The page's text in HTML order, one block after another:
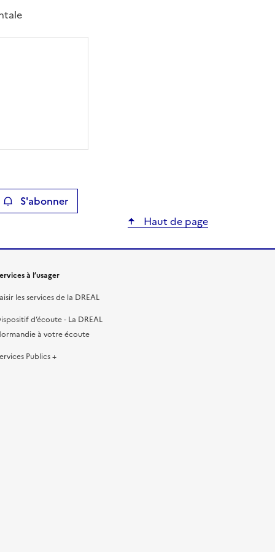
S'abonner
Haut de page
à l’usager
les services de la DREAL
d’écoute - La DREAL
à votre écoute
Publics +